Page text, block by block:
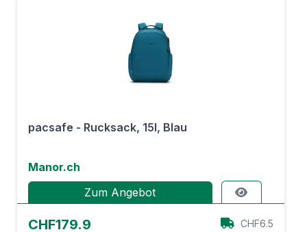
pacsafe - Rucksack, 15l, Blau
Manor.ch
Zum Angebot
CHF179.9 CHF6.5